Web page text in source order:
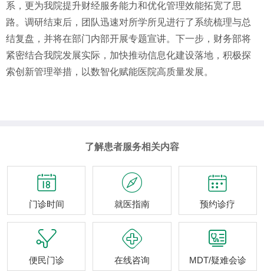
系，更为我院提升财经服务能力和优化管理效能拓宽了思
路。调研结束后，团队迅速对所学所见进行了系统梳理与总
结复盘，并将在部门内部开展专题宣讲。下一步，财务部将
紧密结合我院发展实际，加快推动信息化建设落地，积极探
索创新管理举措，以数智化赋能医院高质量发展。
了解患者服务相关内容

门诊时间

就医指南

预约诊疗

便民门诊

在线咨询

MDT/疑难会诊